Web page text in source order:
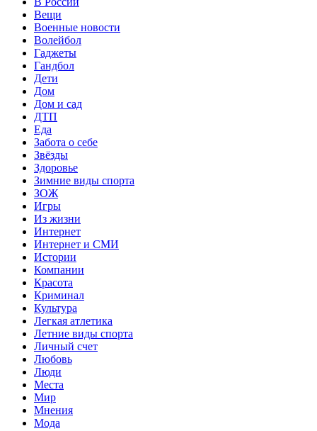
Вещи
Военные новости
Волейбол
Гаджеты
Гандбол
Дети
Дом
Дом и сад
ДТП
Еда
Забота о себе
Звёзды
Здоровье
Зимние виды спорта
ЗОЖ
Игры
Из жизни
Интернет
Интернет и СМИ
Истории
Компании
Красота
Криминал
Культура
Легкая атлетика
Летние виды спорта
Личный счет
Любовь
Люди
Места
Мир
Мнения
Мода